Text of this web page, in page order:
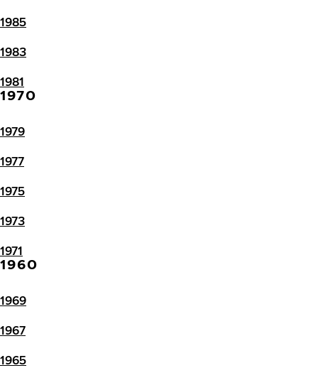
1985
1983
1981
1970
1979
1977
1975
1973
1971
1960
1969
1967
1965